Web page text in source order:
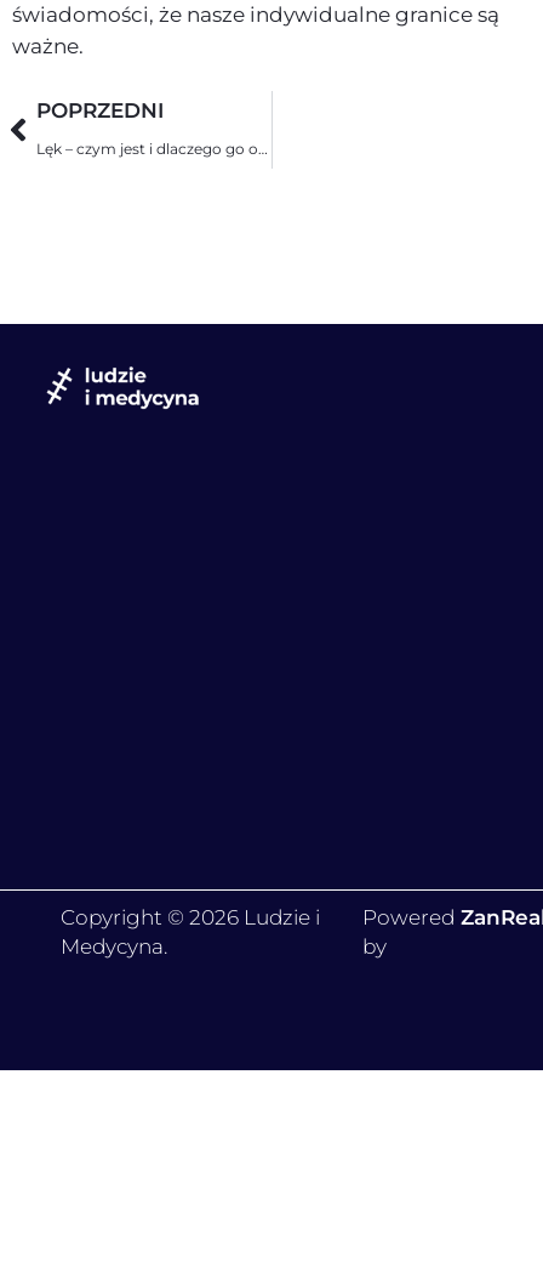
świadomości, że nasze indywidualne granice są
ważne.
POPRZEDNI
Lęk – czym jest i dlaczego go odczuwasz?
Copyright © 2026 Ludzie i
Medycyna.
Powered
by